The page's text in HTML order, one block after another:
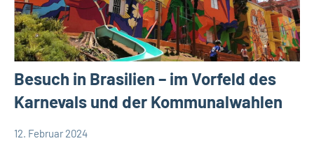
Besuch in Brasilien – im Vorfeld des
Karnevals und der Kommunalwahlen
12. Februar 2024